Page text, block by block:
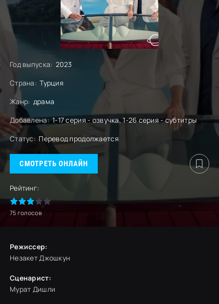
Год выпуска: 2023
Страна: Турция
Жанр: драма
Добавлена:1-17 серия - озвучка, 1-26 серия - субтитры
Статус: Перевод продолжается
СМОТРЕТЬ ОНЛАЙН
Рейтинг:
75голосов
Режиссер:
Незакет Джошкун
Сценарист:
Мурат Дишли